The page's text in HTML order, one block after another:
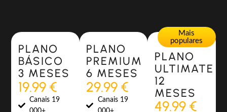
Most Popular
PLANO
BÁSICO
3 MESES
19.99 €
Canais 19
Most Popular
PLANO
PREMIUM
6 MESES
29.99 €
Canais 19
Mais
populares
PLANO
ULTIMATE
12
MESES
49.99 €